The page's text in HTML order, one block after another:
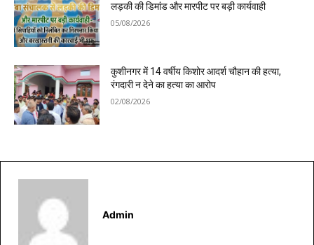
लड़की की डिमांड और मारपीट पर बड़ी कार्यवाही
05/08/2026
कुशीनगर में 14 वर्षीय किशोर आदर्श चौहान की हत्या,
रंगदारी न देने का हत्या का आरोप
02/08/2026
Admin